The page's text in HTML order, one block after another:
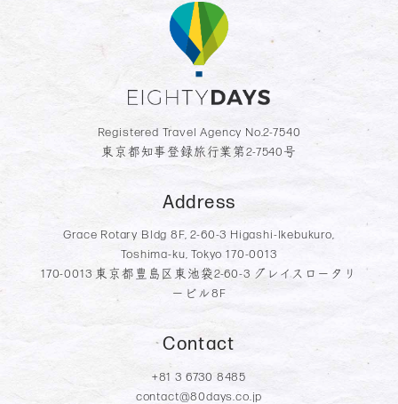
Registered Travel Agency No.2-7540
東京都知事登録旅行業第2-7540号
Address
Grace Rotary Bldg 8F, 2-60-3 Higashi-Ikebukuro,
Toshima-ku, Tokyo 170-0013
170-0013 東京都豊島区東池袋2-60-3 グレイスロータリ
ービル8F
Contact
+81 3 6730 8485
contact@80days.co.jp